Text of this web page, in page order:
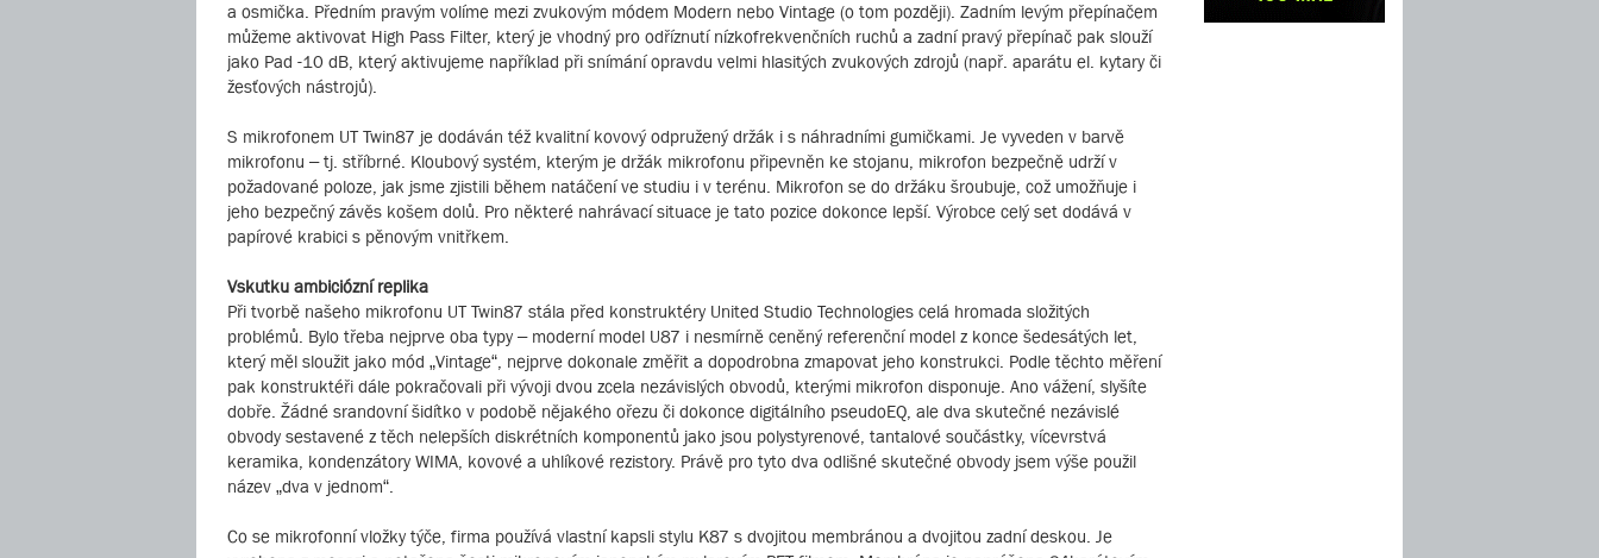
a osmička. Předním pravým volíme mezi zvukovým módem Modern nebo Vintage (o tom později). Zadním levým přepínačem
můžeme aktivovat High Pass Filter, který je vhodný pro odříznutí nízkofrekvenčních ruchů a zadní pravý přepínač pak slouží
jako Pad -10 dB, který aktivujeme například při snímání opravdu velmi hlasitých zvukových zdrojů (např. aparátu el. kytary či
žesťových nástrojů).
S mikrofonem UT Twin87 je dodáván též kvalitní kovový odpružený držák i s náhradními gumičkami. Je vyveden v barvě
mikrofonu – tj. stříbrné. Kloubový systém, kterým je držák mikrofonu připevněn ke stojanu, mikrofon bezpečně udrží v
požadované poloze, jak jsme zjistili během natáčení ve studiu i v terénu. Mikrofon se do držáku šroubuje, což umožňuje i
jeho bezpečný závěs košem dolů. Pro některé nahrávací situace je tato pozice dokonce lepší. Výrobce celý set dodává v
papírové krabici s pěnovým vnitřkem.
Vskutku ambiciózní replika
Při tvorbě našeho mikrofonu UT Twin87 stála před konstruktéry United Studio Technologies celá hromada složitých
problémů. Bylo třeba nejprve oba typy – moderní model U87 i nesmírně ceněný referenční model z konce šedesátých let,
který měl sloužit jako mód „Vintage“, nejprve dokonale změřit a dopodrobna zmapovat jeho konstrukci. Podle těchto měření
pak konstruktéři dále pokračovali při vývoji dvou zcela nezávislých obvodů, kterými mikrofon disponuje. Ano vážení, slyšíte
dobře. Žádné srandovní šidítko v podobě nějakého ořezu či dokonce digitálního pseudoEQ, ale dva skutečné nezávislé
obvody sestavené z těch nelepších diskrétních komponentů jako jsou polystyrenové, tantalové součástky, vícevrstvá
keramika, kondenzátory WIMA, kovové a uhlíkové rezistory. Právě pro tyto dva odlišné skutečné obvody jsem výše použil
název „dva v jednom“.
Co se mikrofonní vložky týče, firma používá vlastní kapsli stylu K87 s dvojitou membránou a dvojitou zadní deskou. Je